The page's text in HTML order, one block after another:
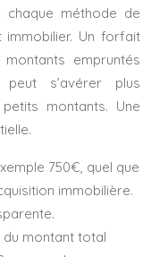
chaque méthode de
Un forfait
empruntés
peut s’avérer plus
montants. Une
750€, quel que
immobilière.
du montant total